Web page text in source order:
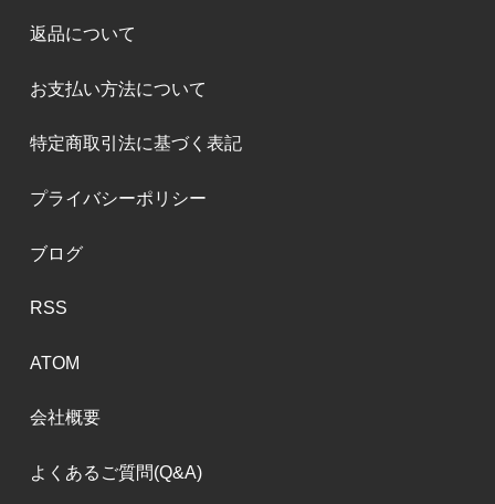
返品について
お支払い方法について
特定商取引法に基づく表記
プライバシーポリシー
ブログ
RSS
ATOM
会社概要
よくあるご質問(Q&A)